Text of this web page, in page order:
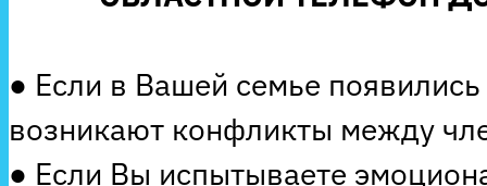
● Если в Вашей семье
возникают конфликты между
● Если Вы испытываете